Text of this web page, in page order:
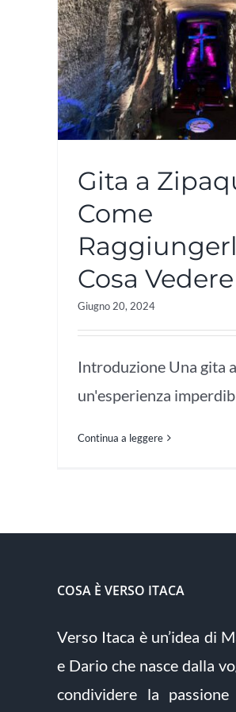
Gita a
Come
Cosa Vedere
Giugno 20, 2024
Introduzione Una gita
un'esperienza
Continua a leggere
COSA È VERSO ITACA
Verso Itaca è un’idea di
e Dario che nasce dalla
condividere la